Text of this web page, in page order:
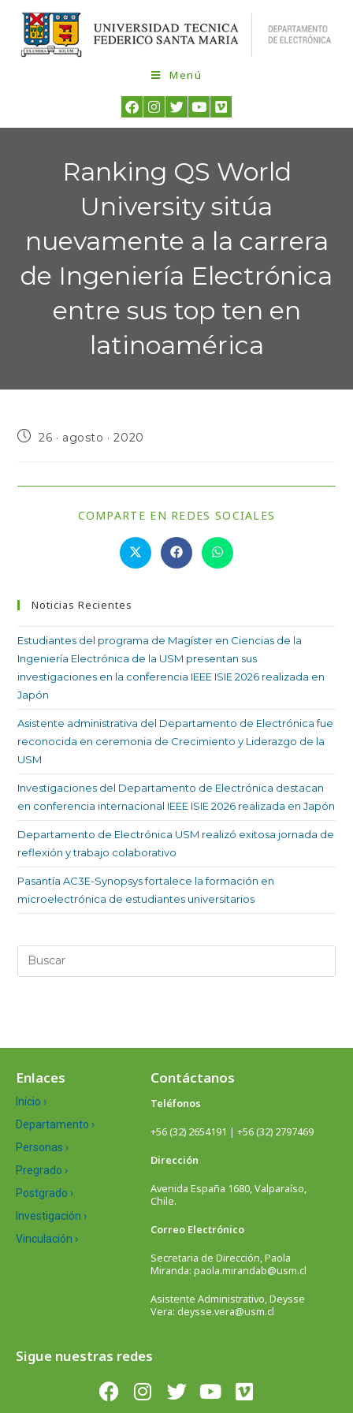
Menú
Ranking QS World
University sitúa
nuevamente a la carrera
de Ingeniería Electrónica
entre sus top ten en
latinoamérica
26 · agosto · 2020
COMPARTE EN REDES SOCIALES
Noticias Recientes
Estudiantes del programa de Magíster en Ciencias de la
Ingeniería Electrónica de la USM presentan sus
investigaciones en la conferencia IEEE ISIE 2026 realizada en
Japón
Asistente administrativa del Departamento de Electrónica fue
reconocida en ceremonia de Crecimiento y Liderazgo de la
USM
Investigaciones del Departamento de Electrónica destacan
en conferencia internacional IEEE ISIE 2026 realizada en Japón
Departamento de Electrónica USM realizó exitosa jornada de
reflexión y trabajo colaborativo
Pasantía AC3E-Synopsys fortalece la formación en
microelectrónica de estudiantes universitarios
Enlaces
Inicio ›
Departamento ›
Personas ›
Pregrado ›
Postgrado ›
Investigación ›
Vinculación ›
Contáctanos
Teléfonos
+56 (32) 2654191 | +56 (32) 2797469
Dirección
Avenida España 1680, Valparaíso,
Chile.
Correo Electrónico
Secretaria de Dirección, Paola
Miranda: paola.mirandab@usm.cl
Asistente Administrativo, Deysse
Vera: deysse.vera@usm.cl
Sigue nuestras redes